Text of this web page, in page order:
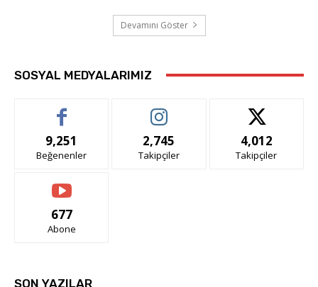
Devamını Göster
SOSYAL MEDYALARIMIZ
9,251
Beğenenler
2,745
Takipçiler
4,012
Takipçiler
677
Abone
SON YAZILAR